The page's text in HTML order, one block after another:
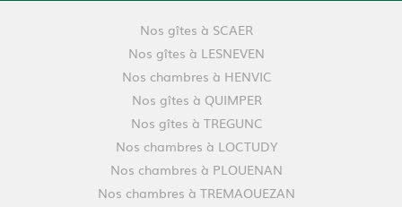
Nos gîtes à SCAER
Nos gîtes à LESNEVEN
Nos chambres à HENVIC
Nos gîtes à QUIMPER
Nos gîtes à TREGUNC
Nos chambres à LOCTUDY
Nos chambres à PLOUENAN
Nos chambres à TREMAOUEZAN